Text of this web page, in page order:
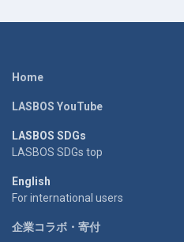
Home
LASBOS YouTube
LASBOS SDGs
LASBOS SDGs top
English
For international users
企業コラボ・寄付